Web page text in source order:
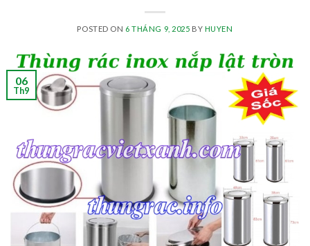
POSTED ON 6 THÁNG 9, 2025 BY HUYEN
06
Th9